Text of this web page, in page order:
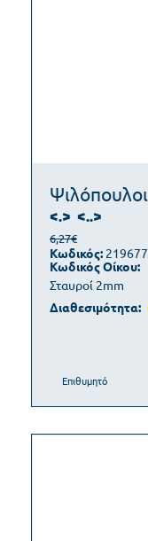
Ψιλόπουλοι
<.> <..>
Σταυροί 2mm
6,27€
Κωδικός: 219677
Κωδικός Οίκου:
Διαθεσιμότητα:
Επιθυμητό